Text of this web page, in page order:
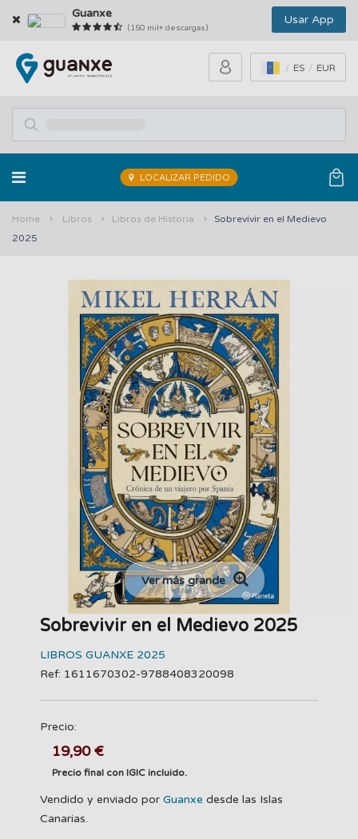
Guanxe
(150 mil+ descargas)
Usar App
ES EUR
LOCALIZAR PEDIDO
Home Libros Libros de Historia
Sobrevivir en el Medievo
2025
Ver más grande
Sobrevivir en el Medievo 2025
LIBROS GUANXE 2025
Ref: 1611670302-9788408320098
Precio:
19,90 €
Precio final con IGIC incluido.
Vendido y enviado por Guanxe desde las Islas
Canarias.